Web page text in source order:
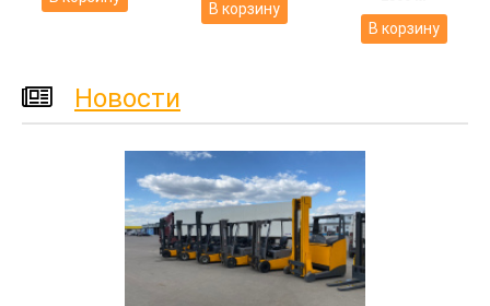
В корзину
В корзину
Новости